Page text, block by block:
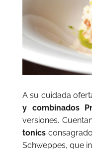
A su cuidada
y combinados
versiones.
tonics
Schweppes, que